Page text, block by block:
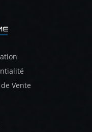
Vente